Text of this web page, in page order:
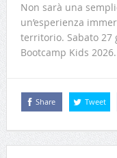
Non sarà una
un’esperienza
territorio. Sabato 27
Bootcamp Kids
Share Tweet